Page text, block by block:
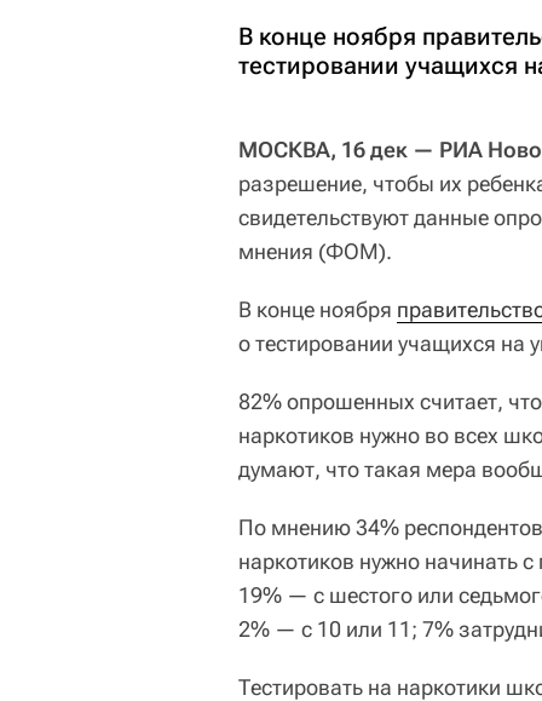
В конце ноября
тестировании учащихся
МОСКВА, 16 дек — РИА
разрешение, чтобы их
свидетельствуют данные
мнения (ФОМ).
В конце ноября
о тестировании учащихся на
82% опрошенных считает,
наркотиков нужно во всех
думают, что такая мера
По мнению 34%
наркотиков нужно начинать
19% — с шестого или
2% — с 10 или 11; 7%
Тестировать на наркотики